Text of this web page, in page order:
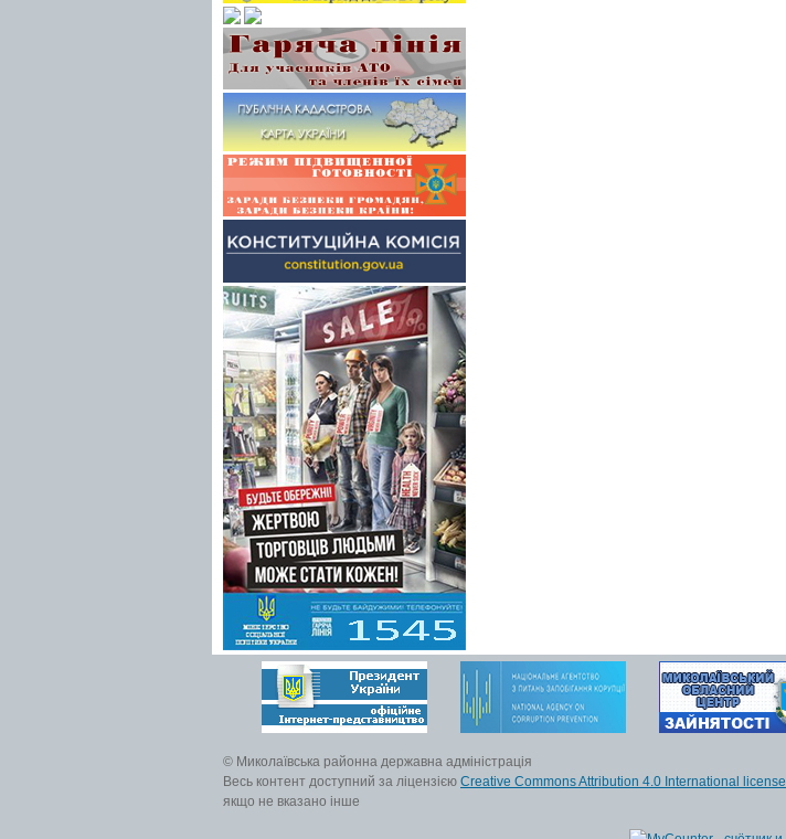
© Миколаївська районна державна адміністрація
Весь контент доступний за ліцензією Creative Commons Attribution 4.0 International license
якщо не вказано інше